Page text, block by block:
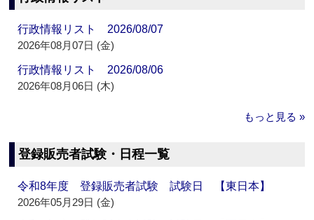
行政情報リスト 2026/08/07
2026年08月07日 (金)
行政情報リスト 2026/08/06
2026年08月06日 (木)
もっと見る »
登録販売者試験・日程一覧
令和8年度 登録販売者試験 試験日 【東日本】
2026年05月29日 (金)